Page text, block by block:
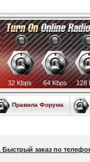
32 Kbps 64 Kbps 128
Правила Форума
Быстрый заказ по